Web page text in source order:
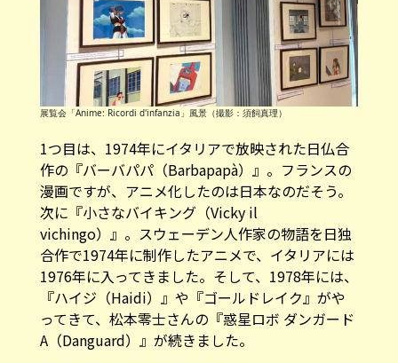
展覧会「Anime: Ricordi d'infanzia」風景（撮影：須飼真理）
1つ目は、1974年にイタリアで放映された日仏合
作の『バーバパパ（Barbapapà）』。フランスの
漫画ですが、アニメ化したのは日本なのだそう。
次に『小さなバイキング（Vicky il
vichingo）』。スウェーデン人作家の物語を日独
合作で1974年に制作したアニメで、イタリアには
1976年に入ってきました。そして、1978年には、
『ハイジ（Haidi）』や『ゴールドレイク』がや
ってきて、松本零士さんの『惑星ロボ ダンガード
A（Danguard）』が続きました。